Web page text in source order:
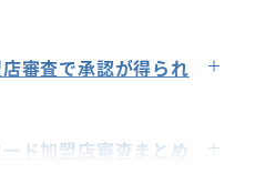
審査で承認が得られ
ティス
ド加盟店審査まとめ